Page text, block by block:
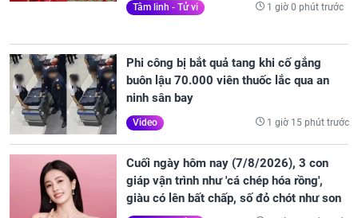
Tâm linh - Tử vi 1 giờ 0 phút trước
Phi công bị bắt quả tang khi cố gắng
buôn lậu 70.000 viên thuốc lắc qua an
ninh sân bay
Video 1 giờ 15 phút trước
Cuối ngày hôm nay (7/8/2026), 3 con
giáp vận trình như 'cá chép hóa rồng',
giàu có lên bất chấp, số đỏ chót như son